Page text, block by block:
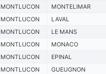
MONTLUCON MONTELIMAR
MONTLUCON LAVAL
MONTLUCON LE MANS
MONTLUCON MONACO
MONTLUCON EPINAL
MONTLUCON GUEUGNON